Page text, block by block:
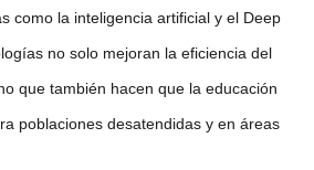
como la inteligencia artificialy el Deep
no solo mejoran la eficiencia del
que también hacen que la educación
poblaciones desatendidas y en áreas